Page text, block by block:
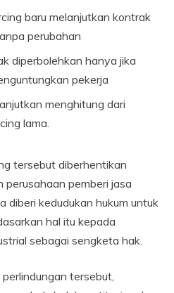
baru melanjutkan kontrak
perubahan
diperbolehkan hanya jika
pekerja
menghitung dari
lama.
tersebut diberhentikan
pemberi jasa
diberi kedudukan hukum untuk
hal itu kepada
sebagai sengketa hak.
tersebut,